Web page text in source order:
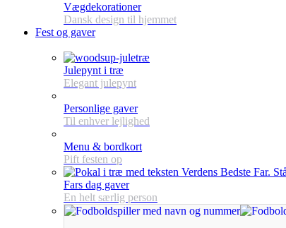
Vægdekorationer
Dansk design til hjemmet
Fest og gaver
Julepynt i træ
Elegant julepynt
Personlige gaver
Til enhver lejlighed
Menu & bordkort
Pift festen op
Fars dag gaver
En helt særlig person